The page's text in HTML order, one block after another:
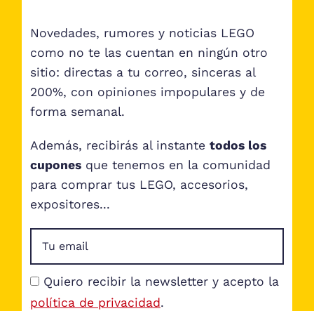
Novedades, rumores y noticias LEGO
como no te las cuentan en ningún otro
sitio: directas a tu correo, sinceras al
200%, con opiniones impopulares y de
forma semanal.
Además, recibirás al instante todos los
cuponesque tenemos en la comunidad
para comprar tus LEGO, accesorios,
expositores...
Quiero recibir la newsletter y acepto la
política de privacidad.